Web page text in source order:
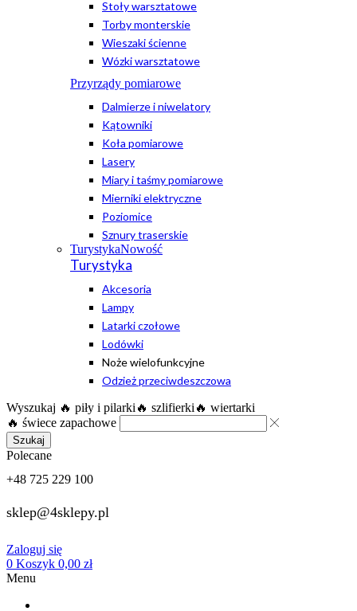
Stoły warsztatowe
Torby monterskie
Wieszaki ścienne
Wózki warsztatowe
Przyrządy pomiarowe
Dalmierze i niwelatory
Kątowniki
Koła pomiarowe
Lasery
Miary i taśmy pomiarowe
Mierniki elektryczne
Poziomice
Sznury traserskie
TurystykaNowość
Turystyka
Akcesoria
Lampy
Latarki czołowe
Lodówki
Noże wielofunkcyjne
Odzież przeciwdeszczowa
Wyszukaj 🔥 piły i pilarki 🔥 szlifierki 🔥 wiertarki
🔥 świece zapachowe
Szukaj
Polecane
+48 725 229 100
sklep@4sklepy.pl
Zaloguj się
0 Koszyk 0,00 zł
Menu